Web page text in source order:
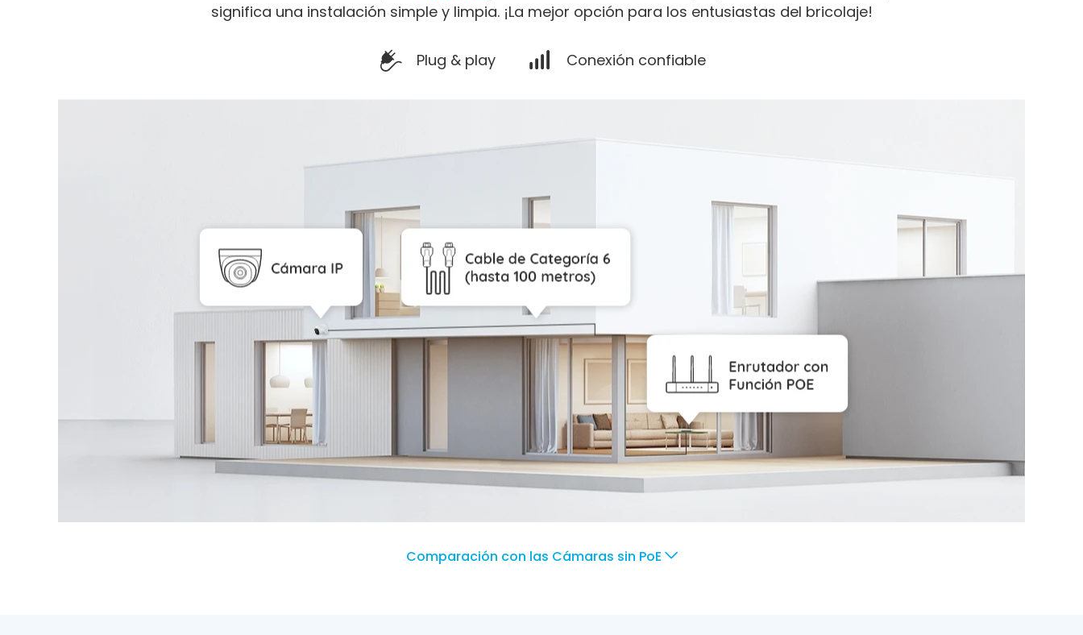
significa una instalación simple y limpia. ¡La mejor opción para los entusiastas del bricolaje!
Plug & play Conexión confiable
Comparación con las Cámaras sin PoE